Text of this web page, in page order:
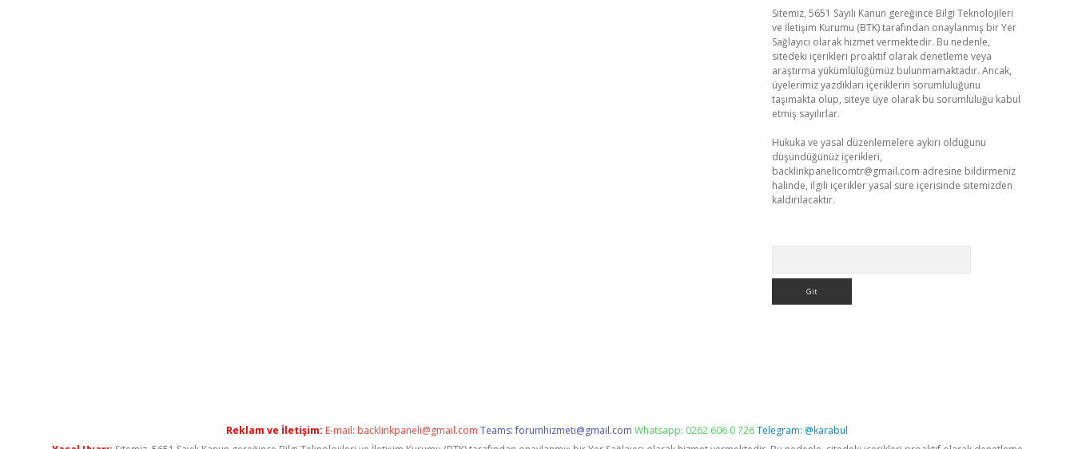
Sitemiz, 5651 Sayılı Kanun gereğince Bilgi Teknolojileri
ve İletişim Kurumu (BTK) tarafından onaylanmış bir Yer
Sağlayıcı olarak hizmet vermektedir. Bu nedenle,
sitedeki içerikleri proaktif olarak denetleme veya
araştırma yükümlülüğümüz bulunmamaktadır. Ancak,
üyelerimiz yazdıkları içeriklerin sorumluluğunu
taşımakta olup, siteye üye olarak bu sorumluluğu kabul
etmiş sayılırlar.
Hukuka ve yasal düzenlemelere aykırı olduğunu
düşündüğünüz içerikleri,
backlinkpanelicomtr@gmail.com adresine bildirmeniz
halinde, ilgili içerikler yasal süre içerisinde sitemizden
kaldırılacaktır.
Reklam ve İletişim: E-mail: backlinkpaneli@gmail.com Teams:forumhizmeti@gmail.com Whatsapp: 0262 606 0 726Telegram: @karabul